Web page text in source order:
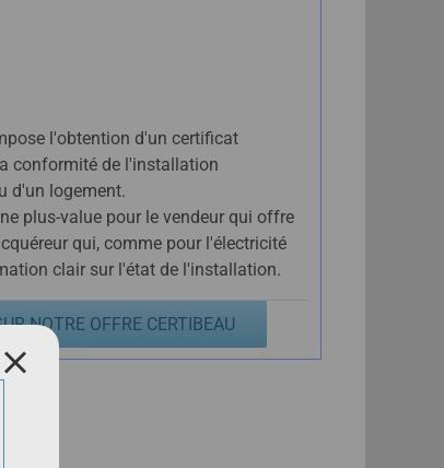
l'obtention d'un certificat
conformité de l'installation
d'un logement.
plus-value pour le vendeur qui offre
qui, comme pour l'électricité
clair sur l'état de l'installation.
NOTRE OFFRE CERTIBEAU